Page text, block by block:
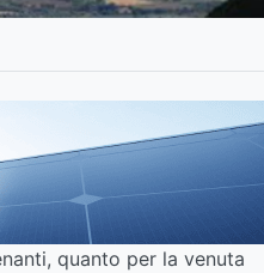
quanto per la venuta